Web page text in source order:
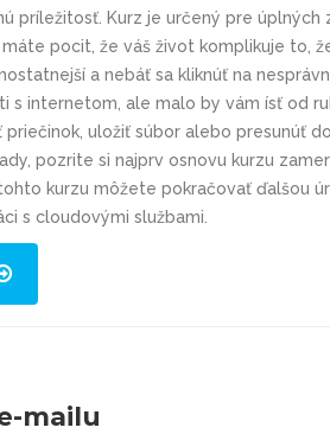
príležitosť. Kurz je určený pre úplných
pocit, že váš život komplikuje to,
a nebáť sa kliknúť na
s internetom, ale malo by vám ísť od
uložiť súbor alebo presunúť
pozrite si najprv osnovu kurzu
kurzu môžete pokračovať ďalšou
s cloudovými službami.
mailu